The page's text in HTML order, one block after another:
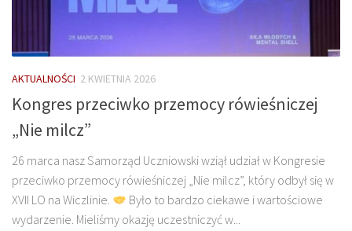
AKTUALNOŚCI 2 KWIETNIA 2026
Kongres przeciwko przemocy rówieśniczej
„Nie milcz”
26 marca nasz Samorząd Uczniowski wziął udział w Kongresie
przeciwko przemocy rówieśniczej „Nie milcz”, który odbył się w
XVII LO na Wiczlinie.
Było to bardzo ciekawe i wartościowe
wydarzenie. Mieliśmy okazję uczestniczyć w...